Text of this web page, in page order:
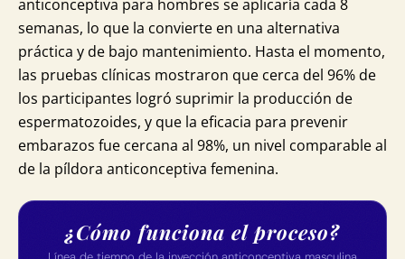
anticonceptiva para hombres se aplicaría cada 8
semanas, lo que la convierte en una alternativa
práctica y de bajo mantenimiento. Hasta el momento,
las pruebas clínicas mostraron que cerca del 96% de
los participantes logró suprimir la producción de
espermatozoides, y que la eficacia para prevenir
embarazos fue cercana al 98%, un nivel comparable al
de la píldora anticonceptiva femenina.
¿Cómo funciona el proceso?